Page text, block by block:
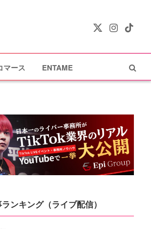
X
Instagram
TikTok
マース ENTAME
ンキング（ライブ配信）